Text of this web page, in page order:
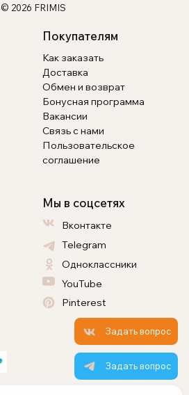
© 2026 FRIMIS
Покупателям
Как заказать
Доставка
Обмен и возврат
Бонусная программа
Вакансии
Связь с нами
Пользовательское
соглашение
Мы в соцсетях
Вконтакте
Telegram
Одноклассники
YouTube
Pinterest
Задать вопрос
Задать вопрос